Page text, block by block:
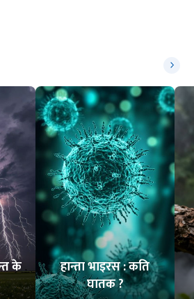
के
हान्ता भाइरस : कति
घातक ?